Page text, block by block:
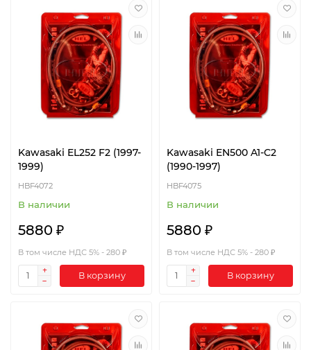
Kawasaki EL252 F2 (1997-
1999)
HBF4072
В наличии
5880 ₽
В том числе НДС 5% - 280 ₽
В корзину
Kawasaki EN500 A1-C2
(1990-1997)
HBF4075
В наличии
5880 ₽
В том числе НДС 5% - 280 ₽
В корзину